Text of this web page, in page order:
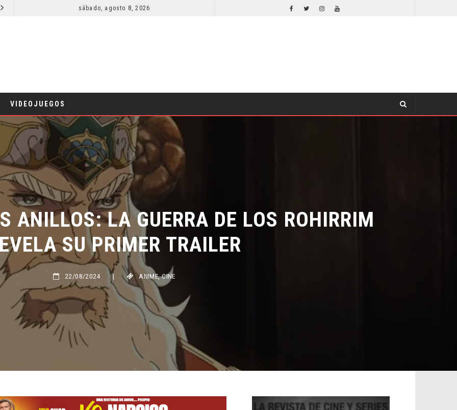
EL LIVE-ACTION DE ZELDA ELIGE A SU VILLANO
sábado, agosto 8, 2026
VIDEOJUEGOS
ANILLOS: LA GUERRA DE LOS ROHIRRIM
SU PRIMER TRAILER
ANIME,CINE